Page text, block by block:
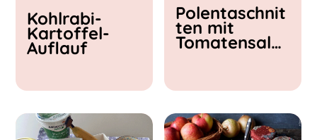
Kohlrabi-
Kartoffel-
Auflauf
Polentaschnit
ten mit
Tomatensalat